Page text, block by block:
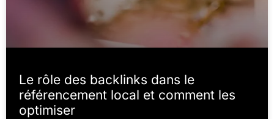
Le rôle des backlinks dans le
référencement local et comment les
optimiser